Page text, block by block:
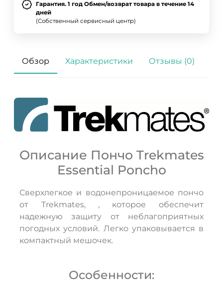
Гарантия. 1 год Обмен/возврат товара в течение 14
дней
(Собственный сервисный центр)
Обзор Характеристики Отзывы (0)
Описание Пончо Trekmates
Essential Poncho
Сверхлегкое и водонепроницаемое пончо
от Trekmates, , которое обеспечит
надежную защиту от неблагоприятных
погодных условий. Легко упаковывается в
компактный мешочек.
Особенности:
ДА НЕТ